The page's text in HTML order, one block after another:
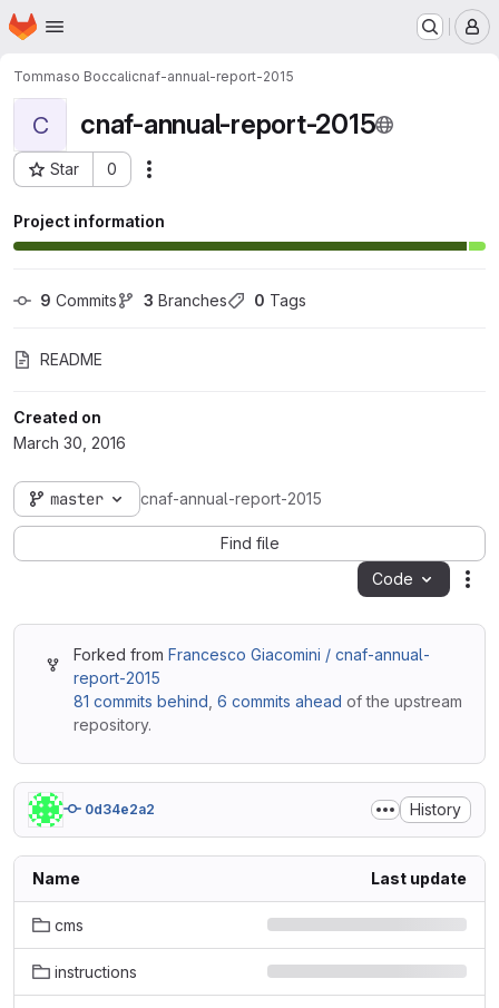
Skip to main content
Homepage
Tommaso Boccalicnaf-annual-report-2015
C cnaf-annual-report-2015
Star 0
Project ID: 309
Project information
9 Commits 3 Branches 0 Tags
README
Created on
March 30, 2016
master cnaf-annual-report-2015
Find file
Code
Forked fromFrancesco Giacomini / cnaf-annual-
report-2015
81 commits behind ,6 commits ahead of the upstream
repository.
0d34e2a2 History
Name Last update
cms
instructions